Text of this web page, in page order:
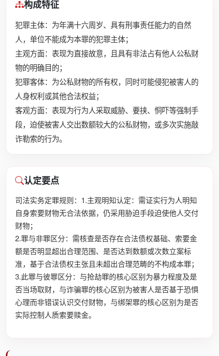
构成特征
犯罪主体：为年满十六周岁、具有刑事责任能力的自然
人，单位不能成为本罪的犯罪主体；
主观方面：表现为直接故意，且具有非法占有他人公私财
物的明确目的；
犯罪客体：为公私财物的所有权，同时可能侵犯被害人的
人身权利或其他合法权益；
客观方面：表现为行为人采取威胁、要挟、恫吓等强制手
段，迫使被害人交出数额较大的公私财物，或多次实施敲
诈勒索的行为。
认定要点
司法实务定罪规则：1.主观明知认定：需证实行为人明知
自身索要财物无合法依据，仍采用胁迫手段迫使他人交付
财物；
2.罪与非罪区分：需核查是否存在合法债权基础、索要金
额是否明显超出合理范围、是否达到数额或次数立案标
准，基于合法债权主张且未超出合理范畴的不构成本罪；
3.此罪与彼罪区分：与抢劫罪的核心区别为暴力程度及是
否当场取财，与诈骗罪的核心区别为被害人是否基于恐惧
心理而非错误认识交付财物，与绑架罪的核心区别为是否
实际控制人质索要赎金。